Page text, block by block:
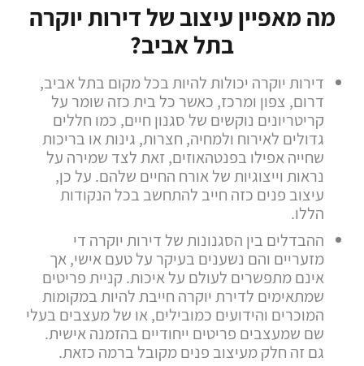
מה מאפיין עיצוב של דירות יוקרה
בתל אביב?
דירות יוקרה יכולות להיות בכל מקום בתל אביב,
דרום, צפון ומרכז, כאשר כל בית כזה שומר על
קריטריונים נוקשים של סגנון חיים, כמו חללים
גדולים לאירוח ולמחיה, חצרות, גינות או בריכות
שחייה אפילו בפנטהאוזים, זאת לצד שמירה על
נראות וייצוגיות של אורח החיים שלהם. על כן,
עיצוב פנים כזה חייב להתחשב בכל הנקודות
הללו.
ההבדלים בין הסגנונות של דירות יוקרה די
מזעריים והם נשענים בעיקר על טעם אישי, אך
אינם מתפשרים לעולם על איכות. קניית פריטים
שמתאימים לדירת יוקרה חייבת להיות במקומות
המוכרים והידועים כמובילים, או של מעצבים בעלי
שם שמעצבים פריטים ייחודיים בהזמנה אישית.
גם זה חלק מעיצוב פנים מקובל ברמה כזאת.